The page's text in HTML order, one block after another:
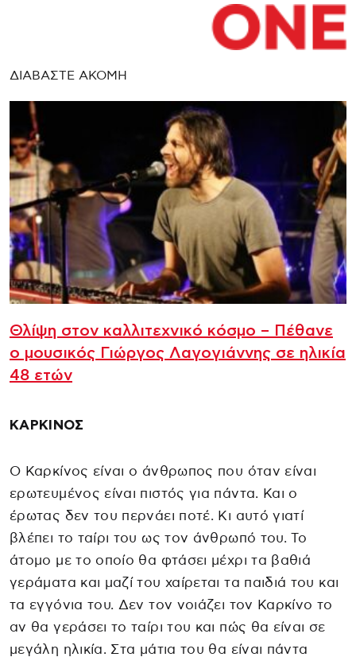
ΔΙΑΒΑΣΤΕ ΑΚΟΜΗ
Θλίψη στον καλλιτεχνικό κόσμο – Πέθανε
ο μουσικός Γιώργος Λαγογιάννης σε ηλικία
48 ετών
ΚΑΡΚΙΝΟΣ
Ο Καρκίνος είναι ο άνθρωπος που όταν είναι
ερωτευμένος είναι πιστός για πάντα. Και ο
έρωτας δεν του περνάει ποτέ. Κι αυτό γιατί
βλέπει το ταίρι του ως τον άνθρωπό του. Το
άτομο με το οποίο θα φτάσει μέχρι τα βαθιά
γεράματα και μαζί του χαίρεται τα παιδιά του και
τα εγγόνια του. Δεν τον νοιάζει τον Καρκίνο το
αν θα γεράσει το ταίρι του και πώς θα είναι σε
μεγάλη ηλικία. Στα μάτια του θα είναι πάντα